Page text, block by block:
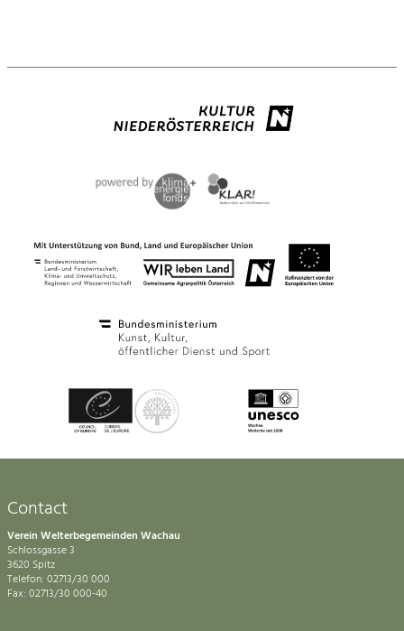
Contact
Verein Welterbegemeinden Wachau
Schlossgasse 3
3620 Spitz
Telefon: 02713/30 000
Fax: 02713/30 000-40